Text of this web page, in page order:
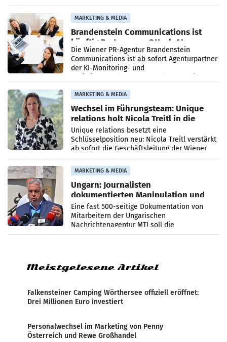
MARKETING & MEDIA
Brandenstein Communications ist
künftig Partner von OtterlyAI
Die Wiener PR-Agentur Brandenstein
Communications ist ab sofort Agenturpartner
der KI-Monitoring- und
MARKETING & MEDIA
Wechsel im Führungsteam: Unique
relations holt Nicola Treitl in die
Geschäftsleitung
Unique relations besetzt eine
Schlüsselposition neu: Nicola Treitl verstärkt
ab sofort die Geschäftsleitung der Wiener
PR-Agentur an der Seite von Josef Kalina und
Anna Kalina-Mahr.
MARKETING & MEDIA
Ungarn: Journalisten
dokumentierten Manipulation und
Zensur
Eine fast 500-seitige Dokumentation von
Mitarbeitern der Ungarischen
Nachrichtenagentur MTI soll die
systematische Nachrichten-Manipulation und
Meistgelesene Artikel
Falkensteiner Camping Wörthersee offiziell eröffnet:
Drei Millionen Euro investiert
Personalwechsel im Marketing von Penny
Österreich und Rewe Großhandel